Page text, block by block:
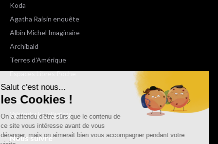
Salut c'est nous...
les Cookies !
On a attendu d'être sûrs que le contenu de
ce site vous intéresse avant de vous
déranger, mais on aimerait bien vous accompagner pendant votre
Koda
Agatha Raisin enquête
Albin Michel Imaginaire
Archibald
Terres d'Amérique
Espaces Libres Poche
NOX
Wiz
Voir toutes les collections
Nous suivre